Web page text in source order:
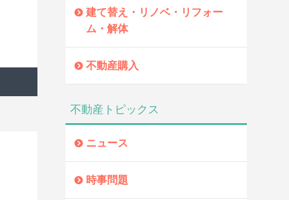
建て替え・リノベ・リフォー
ム・解体
不動産購入
不動産トピックス
ニュース
時事問題